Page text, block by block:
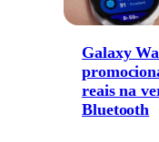
Galaxy
reais na
Bluetooth